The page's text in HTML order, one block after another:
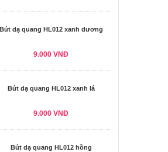
Bút dạ quang HL012 xanh dương
9.000 VNĐ
Bút dạ quang HL012 xanh lá
9.000 VNĐ
Bút dạ quang HL012 hồng